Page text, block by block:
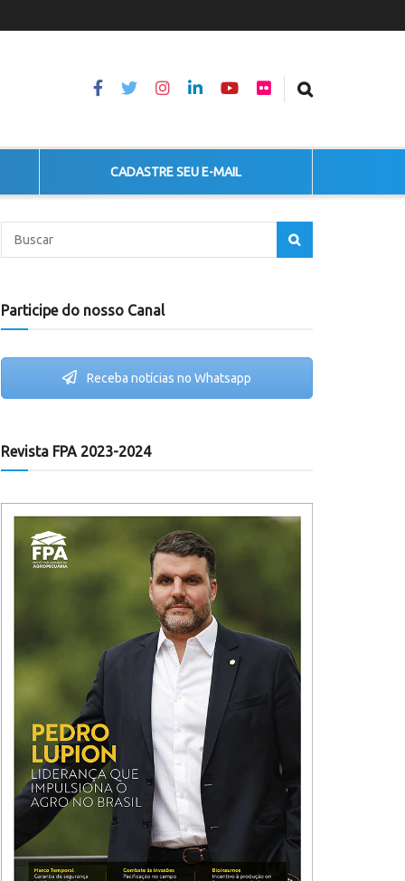
CADASTRE SEU E-MAIL
Participe do nosso Canal
Receba notícias no Whatsapp
Revista FPA 2023-2024